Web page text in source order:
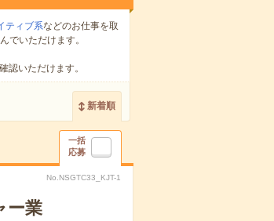
ティブ系などのお仕事を取
でいただけます。
認いただけます。
新着順
一括
応募
No.NSGTC33_KJT-1
ー業